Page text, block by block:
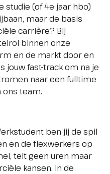
studie (of 4e jaar hbo)
maar de basis
carrière? Bij
binnen onze
en de markt door en
jouw fast-track om na je
naar een fulltime
team.
ben jij de spil
en de flexwerkers op
telt geen uren maar
kansen. In de